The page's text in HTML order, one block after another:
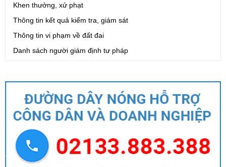
Khen thưởng, xử phạt
Thông tin kết quả kiểm tra, giám sát
Thông tin vi phạm về đất đai
Danh sách người giám định tư pháp